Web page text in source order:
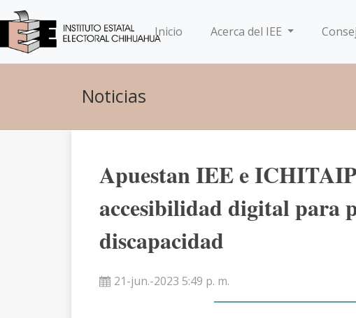
Inicio(current)Acerca del IEE
Noticias
Apuestan IEE e
accesibilidad digital para
discapacidad
21-jun.-2023 5:49 p. m.